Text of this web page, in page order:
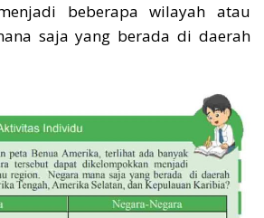
beberapa wilayah atau
saja yang berada di daerah